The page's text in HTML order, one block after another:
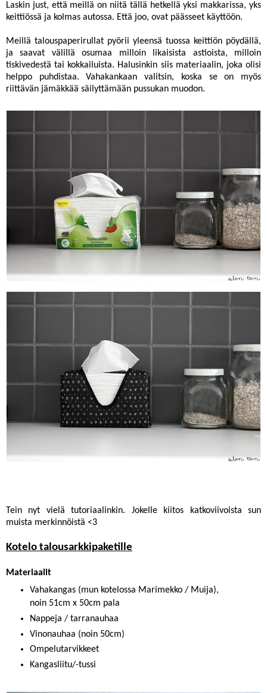
Laskin just, että meillä on niitä tällä hetkellä yksi makkarissa, yks
keittiössä ja kolmas autossa. Että joo, ovat päässeet käyttöön.
Meillä talouspaperirullat pyörii yleensä tuossa keittiön pöydällä,
ja saavat välillä osumaa milloin likaisista astioista, milloin
tiskivedestä tai kokkailuista. Halusinkin siis materiaalin, joka olisi
helppo puhdistaa. Vahakankaan valitsin, koska se on myös
riittävän jämäkkää säilyttämään pussukan muodon.
Tein nyt vielä tutoriaalinkin. Jokelle kiitos katkoviivoista sun
muista merkinnöistä <3
Kotelo talousarkkipaketille
Materiaalit
Vahakangas (mun kotelossa Marimekko / Muija),
noin 51cm x 50cm pala
Nappeja / tarranauhaa
Vinonauhaa (noin 50cm)
Ompelutarvikkeet
Kangasliitu/-tussi